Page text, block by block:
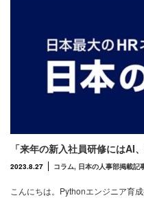
「来年の新入社員研修にはAI
2023.8.27 コラム, 日本の人事部掲載記
こんにちは。Pythonエンジニア育